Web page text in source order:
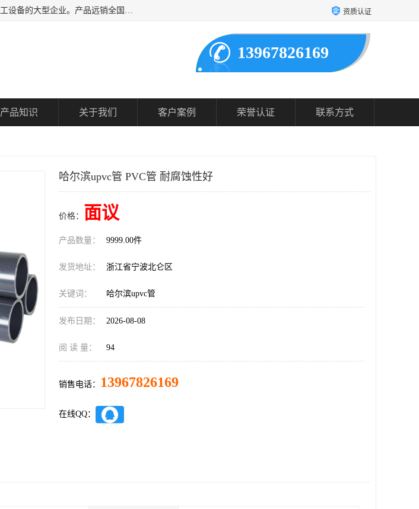
凯鑫管道科技有限公司是一家专业生产PPH、CPVC各类塑料阀门、塑料管道等非金属防腐化工设备的大型企业。产品远销全国三十一个省、市、自治区,广泛应用于化工、石油、氯碱、染料、制药、农药等行业，深受广大用户欢迎，是目前国内生产化工泵、阀门规模较大的生产基地之一。 资质认证
13967826169
产品知识 关于我们 客户案例 荣誉认证 联系方式
哈尔滨upvc管 PVC管 耐腐蚀性好
价格： 面议
产品数量： 9999.00件
发货地址： 浙江省宁波北仑区
关键词： 哈尔滨upvc管
发布日期： 2026-08-08
阅 读 量： 94
销售电话： 13967826169
在线QQ：